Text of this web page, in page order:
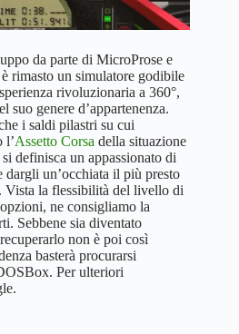
da parte di MicroProse e
rimasto un simulatore godibile
rivoluzionaria a 360°,
suo genere d’appartenenza.
i saldi pilastri su cui
l’Assetto Corsa della situazione
definisca un appassionato di
dargli un’occhiata il più presto
Vista la flessibilità del livello di
ne consigliamo la
Sebbene sia diventato
non è poi così
basterà procurarsi
Per ulteriori